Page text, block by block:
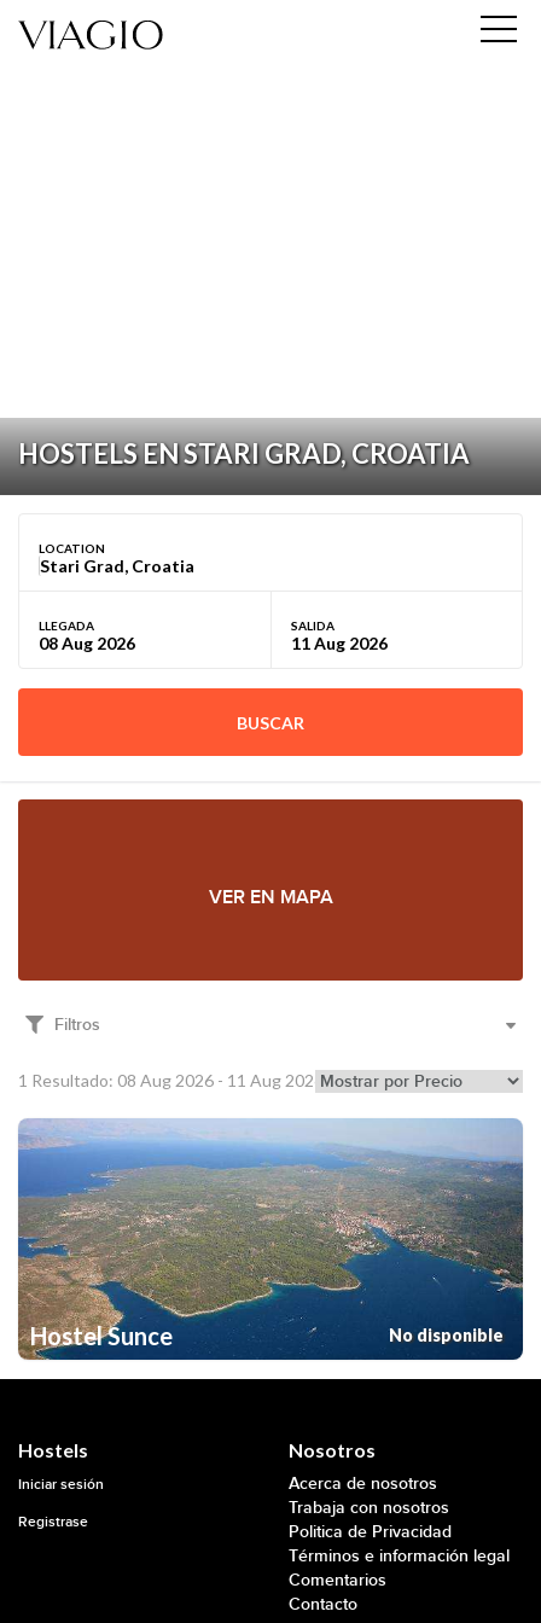
HOSTELS EN STARI GRAD, CROATIA
LOCATION
LLEGADA SALIDA
BUSCAR
VER EN MAPA
Filtros
1 Resultado: 08 Aug 2026 - 11 Aug 2026
Hostel Sunce No disponible
Hostels
Iniciar sesión
Registrase
Nosotros
Acerca de nosotros
Trabaja con nosotros
Politica de Privacidad
Términos e información legal
Comentarios
Contacto